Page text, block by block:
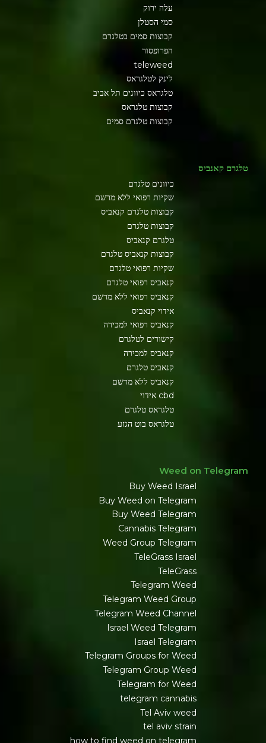
עלה ירוק
סמי הסטלן
קבוצות סמים בטלגרם
הפרופסור
teleweed
לינק לטלגראס
טלגראס כיוונים תל אביב
קבוצות טלגראס
קבוצות טלגרם סמים
טלגרם קאנביס
כיוונים טלגרם
שקיות רפואי ללא מרשם
קבוצות טלגרם קנאביס
קבוצות טלגרם
טלגרם קנאביס
קבוצות קנאביס טלגרם
שקיות רפואי טלגרם
קנאביס רפואי טלגרם
קנאביס רפואי ללא מרשם
אידוי קנאביס
קנאביס רפואי למכירה
קישורים לטלגרם
קנאביס למכירה
קנאביס טלגרם
קנאביס ללא מרשם
cbd אידוי
טלגראס טלגרם
טלגראס בוט הגזע
Weed on Telegram
Buy Weed Israel
Buy Weed on Telegram
Buy Weed Telegram
Cannabis Telegram
Weed Group Telegram
TeleGrass Israel
TeleGrass
Telegram Weed
Telegram Weed Group
Telegram Weed Channel
Israel Weed Telegram
Israel Telegram
Telegram Groups for Weed
Telegram Group Weed
Telegram for Weed
telegram cannabis
Tel Aviv weed
tel aviv strain
how to find weed on telegram